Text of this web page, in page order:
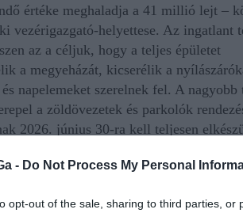
- Do Not Process My Personal
opt-out of the sale, sharing to third parties, or
értéke meghaladja a 41 millió lejt –
vezérigazgató-helyettese. Az ingatlant
az a céljuk, hogy a teljes épületet
a megyeházát, kicserélik a
napelemeket szerelnek fel. A nagyobb
a zöldövezetek és parkolók
2026. június 30-ra kell teljesen